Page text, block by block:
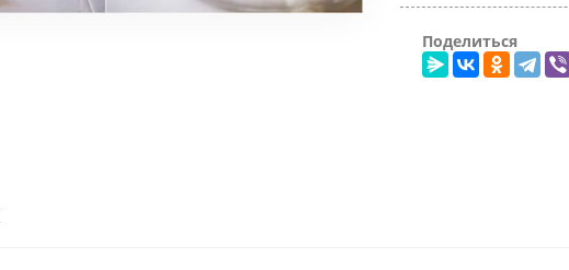
Поделиться